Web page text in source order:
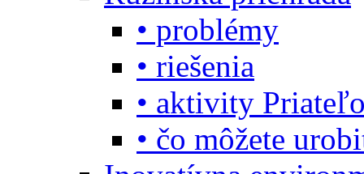
• problémy
• riešenia
• aktivity
• čo môžete